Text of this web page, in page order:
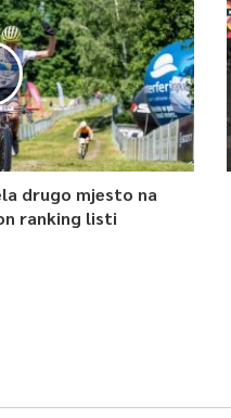
drugo mjesto na
ranking listi